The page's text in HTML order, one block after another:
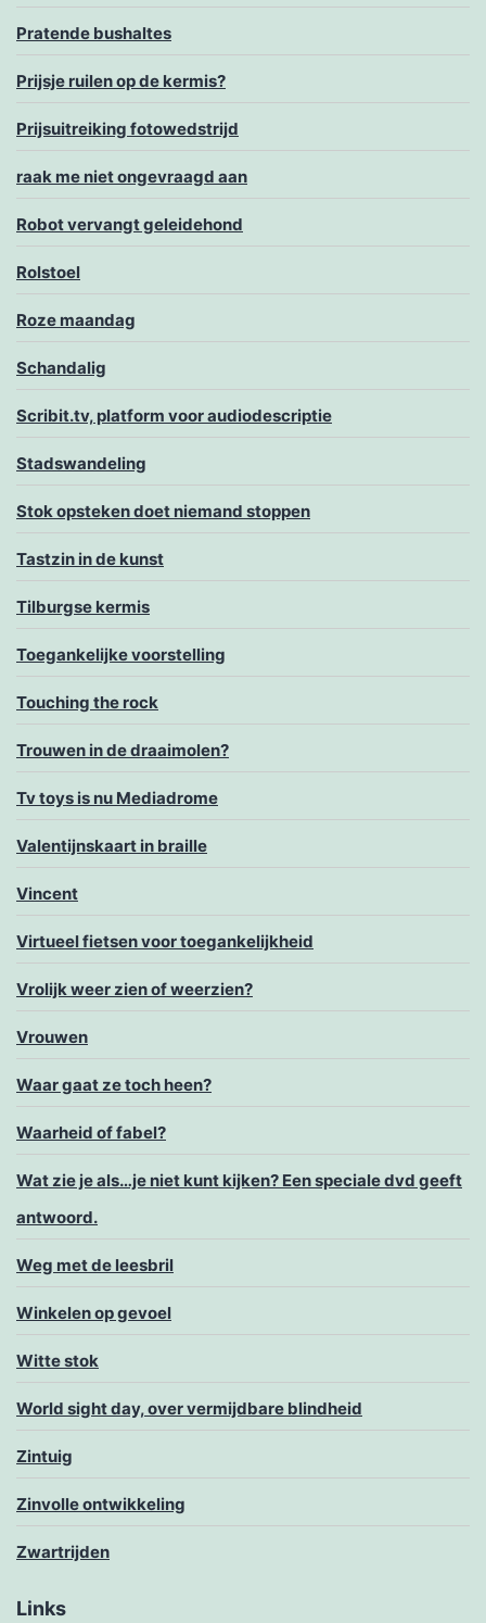
Pratende bushaltes
Prijsje ruilen op de kermis?
Prijsuitreiking fotowedstrijd
raak me niet ongevraagd aan
Robot vervangt geleidehond
Rolstoel
Roze maandag
Schandalig
Scribit.tv, platform voor audiodescriptie
Stadswandeling
Stok opsteken doet niemand stoppen
Tastzin in de kunst
Tilburgse kermis
Toegankelijke voorstelling
Touching the rock
Trouwen in de draaimolen?
Tv toys is nu Mediadrome
Valentijnskaart in braille
Vincent
Virtueel fietsen voor toegankelijkheid
Vrolijk weer zien of weerzien?
Vrouwen
Waar gaat ze toch heen?
Waarheid of fabel?
Wat zie je als…je niet kunt kijken? Een speciale dvd geeft
antwoord.
Weg met de leesbril
Winkelen op gevoel
Witte stok
World sight day, over vermijdbare blindheid
Zintuig
Zinvolle ontwikkeling
Zwartrijden
Links